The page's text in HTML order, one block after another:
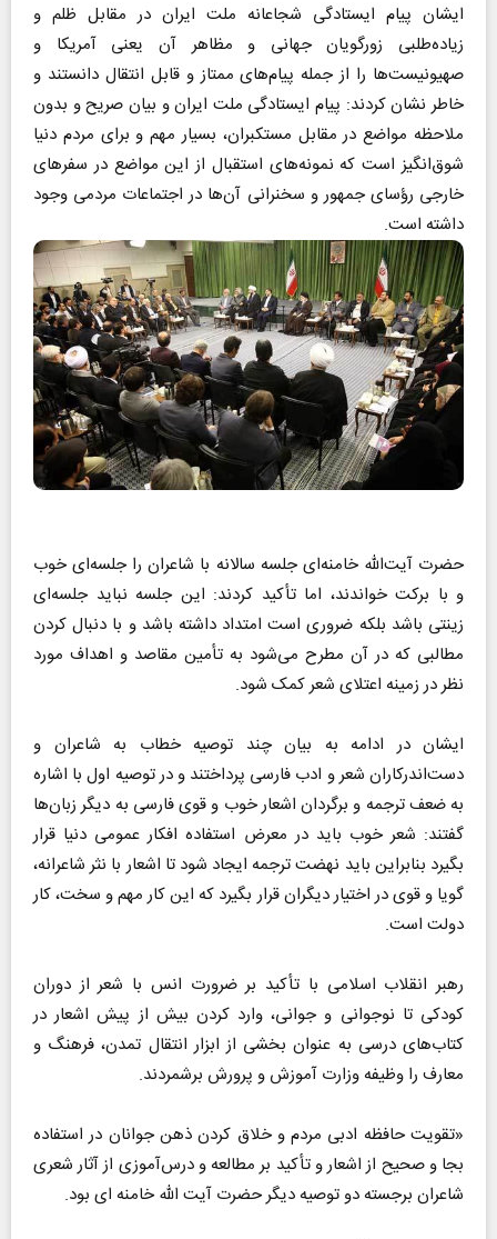
ایشان پیام ایستادگی شجاعانه ملت ایران در مقابل ظلم و
زیاده‌طلبی زورگویان جهانی و مظاهر آن یعنی آمریکا و
صهیونیست‌ها را از جمله پیام‌های ممتاز و قابل انتقال دانستند و
خاطر نشان کردند: پیام ایستادگی ملت ایران و بیان صریح و بدون
ملاحظه مواضع در مقابل مستکبران، بسیار مهم و برای مردم دنیا
شوق‌انگیز است که نمونه‌های استقبال از این مواضع در سفر‌های
خارجی رؤسای جمهور و سخنرانی آن‌ها در اجتماعات مردمی وجود
داشته است.
حضرت آیت‌الله خامنه‌ای جلسه سالانه با شاعران را جلسه‌ای خوب
و با برکت خواندند، اما تأکید کردند: این جلسه نباید جلسه‌ای
زینتی باشد بلکه ضروری است امتداد داشته باشد و با دنبال کردن
مطالبی که در آن مطرح می‌شود به تأمین مقاصد و اهداف مورد
نظر در زمینه اعتلای شعر کمک شود.
ایشان در ادامه به بیان چند توصیه خطاب به شاعران و
دست‌اندرکاران شعر و ادب فارسی پرداختند و در توصیه اول با اشاره
به ضعف ترجمه و برگردان اشعار خوب و قوی فارسی به دیگر زبان‌ها
گفتند: شعر خوب باید در معرض استفاده افکار عمومی دنیا قرار
بگیرد بنابراین باید نهضت ترجمه ایجاد شود تا اشعار با نثر شاعرانه،
گویا و قوی در اختیار دیگران قرار بگیرد که این کار مهم و سخت، کار
دولت است.
رهبر انقلاب اسلامی با تأکید بر ضرورت انس با شعر از دوران
کودکی تا نوجوانی و جوانی، وارد کردن بیش از پیش اشعار در
کتاب‌های درسی به عنوان بخشی از ابزار انتقال تمدن، فرهنگ و
معارف را وظیفه وزارت آموزش و پرورش برشمردند.
«تقویت حافظه ادبی مردم و خلاق کردن ذهن جوانان در استفاده
بجا و صحیح از اشعار و تأکید بر مطالعه و درس‌آموزی از آثار شعری
شاعران برجسته دو توصیه دیگر حضرت آیت‌ الله خامنه‌ ای بود.